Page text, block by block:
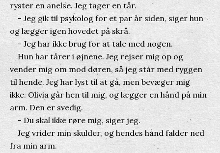
ryster en anelse. Jeg tager en tår.
- Jeg gik til psykolog for et par år siden, siger hun
og lægger igen hovedet på skrå.
- Jeg har ikke brug for at tale med nogen.
Hun har tårer i øjnene. Jeg rejser mig op og
vender mig om mod døren, så jeg står med ryggen
til hende. Jeg har lyst til at gå, men bevæger mig
ikke. Olivia går hen til mig, og lægger en hånd på min
arm. Den er svedig.
- Du skal ikke røre mig, siger jeg.
Jeg vrider min skulder, og hendes hånd falder ned
fra min arm.